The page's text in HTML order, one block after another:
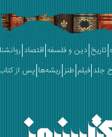
دین و فلسفه اقتصاد روانشناسی
فیلم طنز ریشه‌ها پس از کتاب